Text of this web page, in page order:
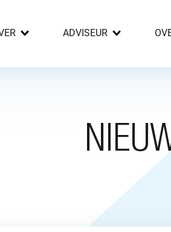
ADVISEUR